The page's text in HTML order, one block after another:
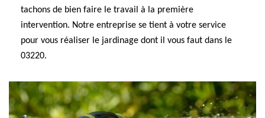
tachons de bien faire le travail à la première
intervention. Notre entreprise se tient à votre service
pour vous réaliser le jardinage dont il vous faut dans le
03220.